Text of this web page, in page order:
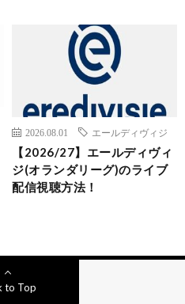
2026.08.01 エールディヴィジ
【2026/27】エールディヴィ
ジ(オランダリーグ)のライブ
配信視聴方法！
to Top